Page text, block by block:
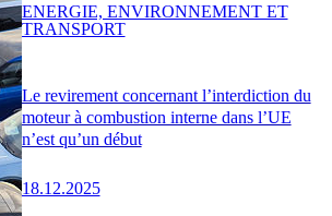
Le revirement concernant l’interdiction du
moteur à combustion interne dans l’UE
n’est qu’un début
18.12.2025
ENERGIE, ENVIRONNEMENT ET
TRANSPORT